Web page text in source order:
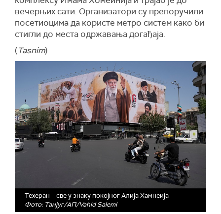
вечерњих сати. Организатори су препоручили
посетиоцима да користе метро систем како би
стигли до места одржавања догађаја.
(Tasnim)
Техеран – све у знаку покојног Алија Хамнеија
Фото: Танјуг/АП/Vahid Salemi